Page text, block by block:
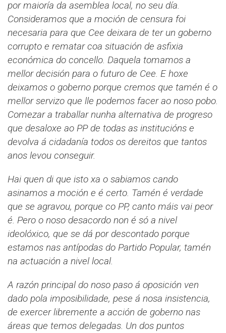
por maioría da asemblea local, no seu día.
Consideramos que a moción de censura foi
necesaria para que Cee deixara de ter un goberno
corrupto e rematar coa situación de asfixia
económica do concello. Daquela tomamos a
mellor decisión para o futuro de Cee. E hoxe
deixamos o goberno porque cremos que tamén é o
mellor servizo que lle podemos facer ao noso pobo.
Comezar a traballar nunha alternativa de progreso
que desaloxe ao PP de todas as institucións e
devolva á cidadanía todos os dereitos que tantos
anos levou conseguir.
Hai quen di que isto xa o sabiamos cando
asinamos a moción e é certo. Tamén é verdade
que se agravou, porque co PP, canto máis vai peor
é. Pero o noso desacordo non é só a nivel
ideolóxico, que se dá por descontado porque
estamos nas antípodas do Partido Popular, tamén
na actuación a nivel local.
A razón principal do noso paso á oposición ven
dado pola imposibilidade, pese á nosa insistencia,
de exercer libremente a acción de goberno nas
áreas que temos delegadas. Un dos puntos